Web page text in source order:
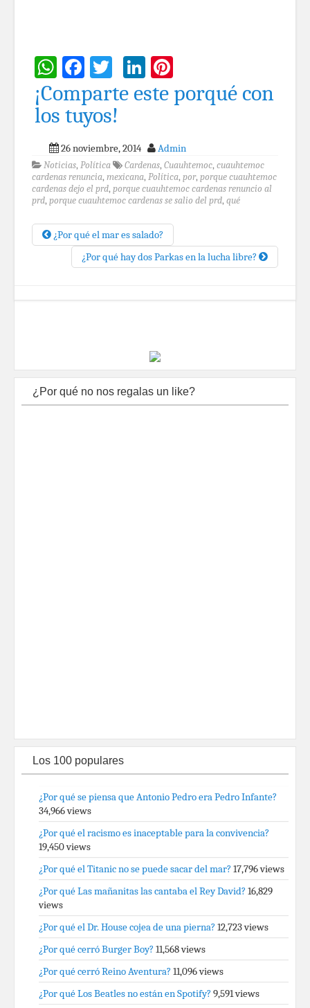
WhatsApp
Facebook
TwitterLinkedIn
¡Comparte este porqué con
los tuyos!
26 noviembre, 2014 Admin
Noticias, Política Cardenas, Cuauhtemoc, cuauhtemoc
cardenas renuncia, mexicana, Política, por, porque cuauhtemoc
cardenas dejo el prd, porque cuauhtemoc cardenas renuncio al
prd, porque cuauhtemoc cardenas se salio del prd, qué
¿Por qué el mar es salado?
¿Por qué hay dos Parkas en la lucha libre?
¿Por qué no nos regalas un like?
Los 100 populares
¿Por qué se piensa que Antonio Pedro era Pedro Infante?
34,966 views
¿Por qué el racismo es inaceptable para la convivencia?
19,450 views
¿Por qué el Titanic no se puede sacar del mar? 17,796 views
¿Por qué Las mañanitas las cantaba el Rey David? 16,829
views
¿Por qué el Dr. House cojea de una pierna? 12,723 views
¿Por qué cerró Burger Boy? 11,568 views
¿Por qué cerró Reino Aventura? 11,096 views
¿Por qué Los Beatles no están en Spotify? 9,591 views